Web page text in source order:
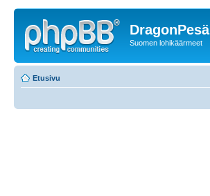
DragonPesä
Suomen lohikäärmeet
Etusivu